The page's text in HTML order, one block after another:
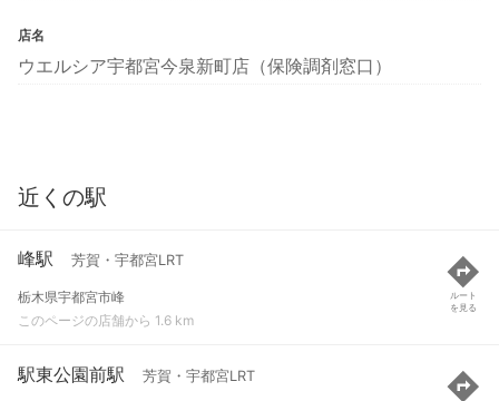
店名
ウエルシア宇都宮今泉新町店（保険調剤窓口）
近くの駅
峰駅 芳賀・宇都宮LRT
栃木県宇都宮市峰
このページの店舗から 1.6 km
ルート
を見る
駅東公園前駅 芳賀・宇都宮LRT